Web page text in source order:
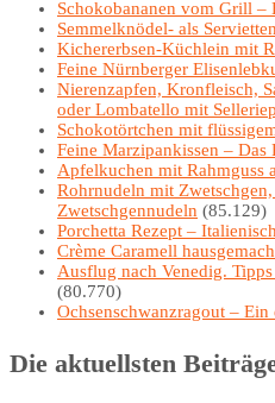
Schokobananen vom Grill –
Semmelknödel- als
Kichererbsen-Küchlein mit
Feine Nürnberger
Nierenzapfen, Kronfleisch,
oder Lombatello mit
Schokotörtchen mit
Feine Marzipankissen – Das
Apfelkuchen mit Rahmguss
Rohrnudeln mit
Zwetschgennudeln (85.129)
Porchetta Rezept –
Crème Caramell
Ausflug nach Venedig.
(80.770)
Ochsenschwanzragout –
Die aktuellsten